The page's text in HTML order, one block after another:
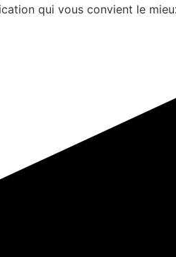
qui vous convient le